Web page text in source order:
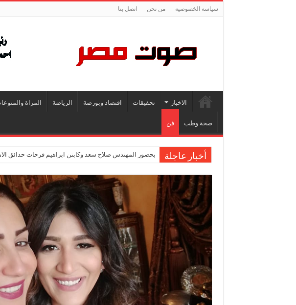
سياسة الخصوصية من نحن اتصل بنا
الاخبار تحقيقات اقتصاد وبورصة الرياضة المراة
صحة وطب فن
أخبار عاجلة بحضور المهندس صلاح سعد وكابتن ابراهيم فرحات حدائق